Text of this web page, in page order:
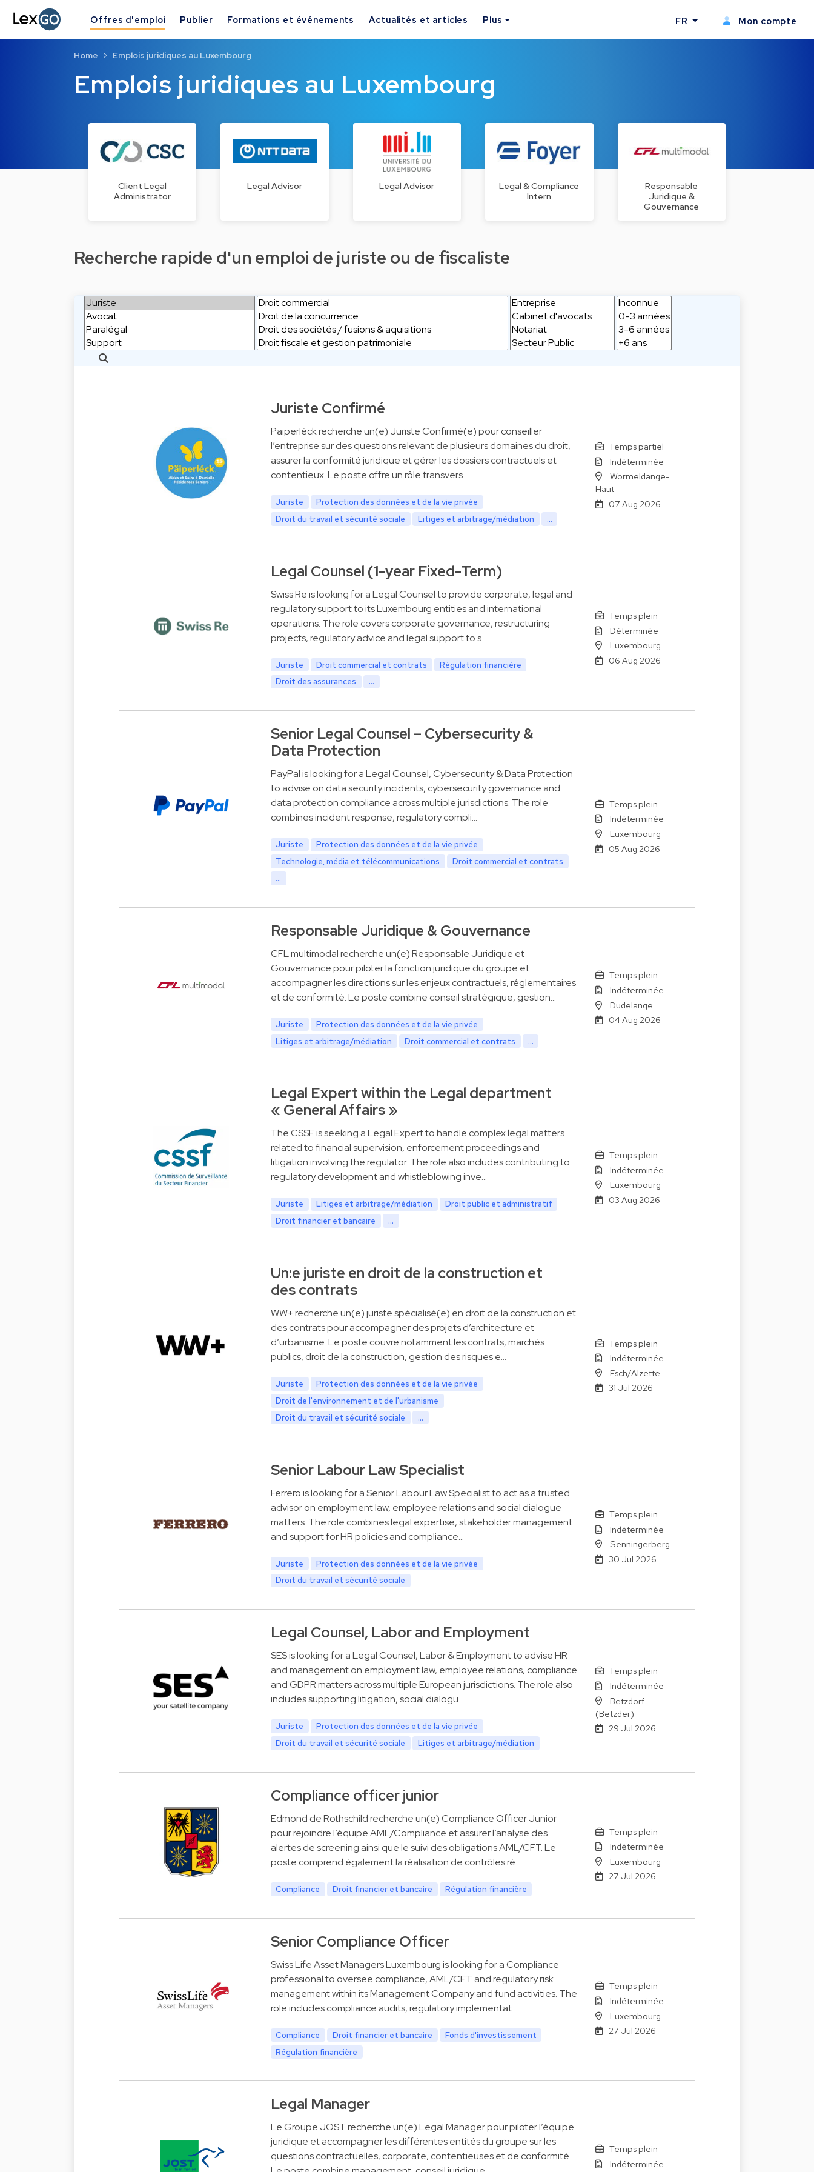
Offres d'emploi Publier Formations et événements Actualités et articles Plus FR Mon compte
Emplois juridiques au Luxembourg
Home Emplois juridiques au Luxembourg
Client Legal
Administrator
Legal Advisor Legal Advisor
Legal & Compliance
Intern
Responsable
Juridique &
Gouvernance
Recherche rapide d'un emploi de juriste ou de fiscaliste
Juriste Confirmé
Päiperléck recherche un(e) Juriste Confirmé(e) pour conseiller
l’entreprise sur des questions relevant de plusieurs domaines du droit,
assurer la conformité juridique et gérer les dossiers contractuels et
contentieux. Le poste offre un rôle transvers…
Juriste
Protection des données et de la vie privée
Droit du travail et sécurité sociale
Litiges et arbitrage/médiation ...
Temps partiel
Indéterminée
Wormeldange-
Haut
07 Aug 2026
Legal Counsel (1-year Fixed-Term)
Swiss Re is looking for a Legal Counsel to provide corporate, legal and
regulatory support to its Luxembourg entities and international
operations. The role covers corporate governance, restructuring
projects, regulatory advice and legal support to s…
Juriste Droit commercial et contrats
Régulation financière
Droit des assurances
...
Temps plein
Déterminée
Luxembourg
06 Aug 2026
Senior Legal Counsel – Cybersecurity &
Data Protection
PayPal is looking for a Legal Counsel, Cybersecurity & Data Protection
to advise on data security incidents, cybersecurity governance and
data protection compliance across multiple jurisdictions. The role
combines incident response, regulatory compli…
Juriste
Protection des données et de la vie privée
Technologie, média et télécommunications
Droit commercial et contrats
...
Temps plein
Indéterminée
Luxembourg
05 Aug 2026
Responsable Juridique & Gouvernance
CFL multimodal recherche un(e) Responsable Juridique et
Gouvernance pour piloter la fonction juridique du groupe et
accompagner les directions sur les enjeux contractuels, réglementaires
et de conformité. Le poste combine conseil stratégique, gestion…
Juriste
Protection des données et de la vie privée
Litiges et arbitrage/médiation
Droit commercial et contrats ...
Temps plein
Indéterminée
Dudelange
04 Aug 2026
Legal Expert within the Legal department
« General Affairs »
The CSSF is seeking a Legal Expert to handle complex legal matters
related to financial supervision, enforcement proceedings and
litigation involving the regulator. The role also includes contributing to
regulatory development and whistleblowing inve…
Juriste Litiges et arbitrage/médiation
Droit public et administratif
Droit financier et bancaire
...
Temps plein
Indéterminée
Luxembourg
03 Aug 2026
Un:e juriste en droit de la construction et
des contrats
WW+ recherche un(e) juriste spécialisé(e) en droit de la construction et
des contrats pour accompagner des projets d’architecture et
d’urbanisme. Le poste couvre notamment les contrats, marchés
publics, droit de la construction, gestion des risques e…
Juriste
Protection des données et de la vie privée
Droit de l'environnement et de l'urbanisme
Droit du travail et sécurité sociale
...
Temps plein
Indéterminée
Esch/Alzette
31 Jul 2026
Senior Labour Law Specialist
Ferrero is looking for a Senior Labour Law Specialist to act as a trusted
advisor on employment law, employee relations and social dialogue
matters. The role combines legal expertise, stakeholder management
and support for HR policies and compliance…
Juriste
Protection des données et de la vie privée
Droit du travail et sécurité sociale
Temps plein
Indéterminée
Senningerberg
30 Jul 2026
Legal Counsel, Labor and Employment
SES is looking for a Legal Counsel, Labor & Employment to advise HR
and management on employment law, employee relations, compliance
and GDPR matters across multiple European jurisdictions. The role also
includes supporting litigation, social dialogu…
Juriste
Protection des données et de la vie privée
Droit du travail et sécurité sociale
Litiges et arbitrage/médiation
Temps plein
Indéterminée
Betzdorf
(Betzder)
29 Jul 2026
Compliance officer junior
Edmond de Rothschild recherche un(e) Compliance Officer Junior
pour rejoindre l’équipe AML/Compliance et assurer l’analyse des
alertes de screening ainsi que le suivi des obligations AML/CFT. Le
poste comprend également la réalisation de contrôles ré…
Compliance Droit financier et bancaire Régulation financière
Temps plein
Indéterminée
Luxembourg
27 Jul 2026
Senior Compliance Officer
Swiss Life Asset Managers Luxembourg is looking for a Compliance
professional to oversee compliance, AML/CFT and regulatory risk
management within its Management Company and fund activities. The
role includes compliance audits, regulatory implementat…
Compliance Droit financier et bancaire
Fonds d'investissement
Régulation financière
Temps plein
Indéterminée
Luxembourg
27 Jul 2026
Legal Manager
Le Groupe JOST recherche un(e) Legal Manager pour piloter l’équipe
juridique et accompagner les différentes entités du groupe sur les
questions contractuelles, corporate, contentieuses et de conformité.
Temps plein
Indéterminée